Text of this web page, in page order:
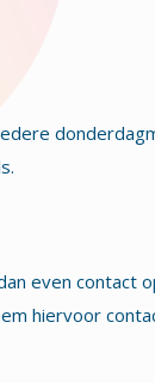
even contact
hiervoor